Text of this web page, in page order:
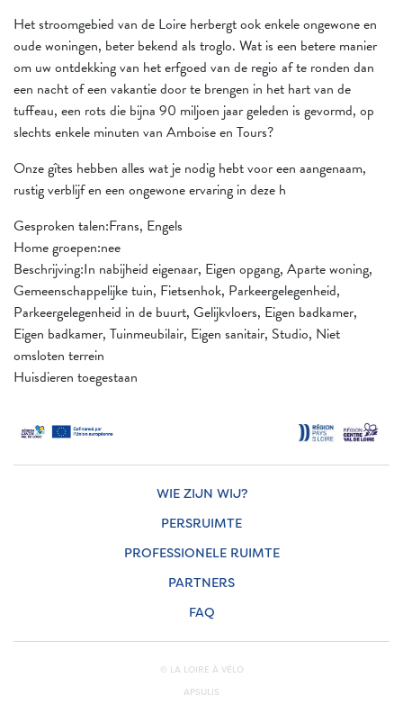
Het stroomgebied van de Loire herbergt ook enkele ongewone en
oude woningen, beter bekend als troglo. Wat is een betere manier
om uw ontdekking van het erfgoed van de regio af te ronden dan
een nacht of een vakantie door te brengen in het hart van de
tuffeau, een rots die bijna 90 miljoen jaar geleden is gevormd, op
slechts enkele minuten van Amboise en Tours?
Onze gîtes hebben alles wat je nodig hebt voor een aangenaam,
rustig verblijf en een ongewone ervaring in deze h
Gesproken talen:Frans, Engels
Home groepen:nee
Beschrijving:In nabijheid eigenaar, Eigen opgang, Aparte woning,
Gemeenschappelijke tuin, Fietsenhok, Parkeergelegenheid,
Parkeergelegenheid in de buurt, Gelijkvloers, Eigen badkamer,
Eigen badkamer, Tuinmeubilair, Eigen sanitair, Studio, Niet
omsloten terrein
Huisdieren toegestaan
WIE ZIJN WIJ?
PERSRUIMTE
PROFESSIONELE RUIMTE
PARTNERS
FAQ
© LA LOIRE À VÉLO
APSULIS